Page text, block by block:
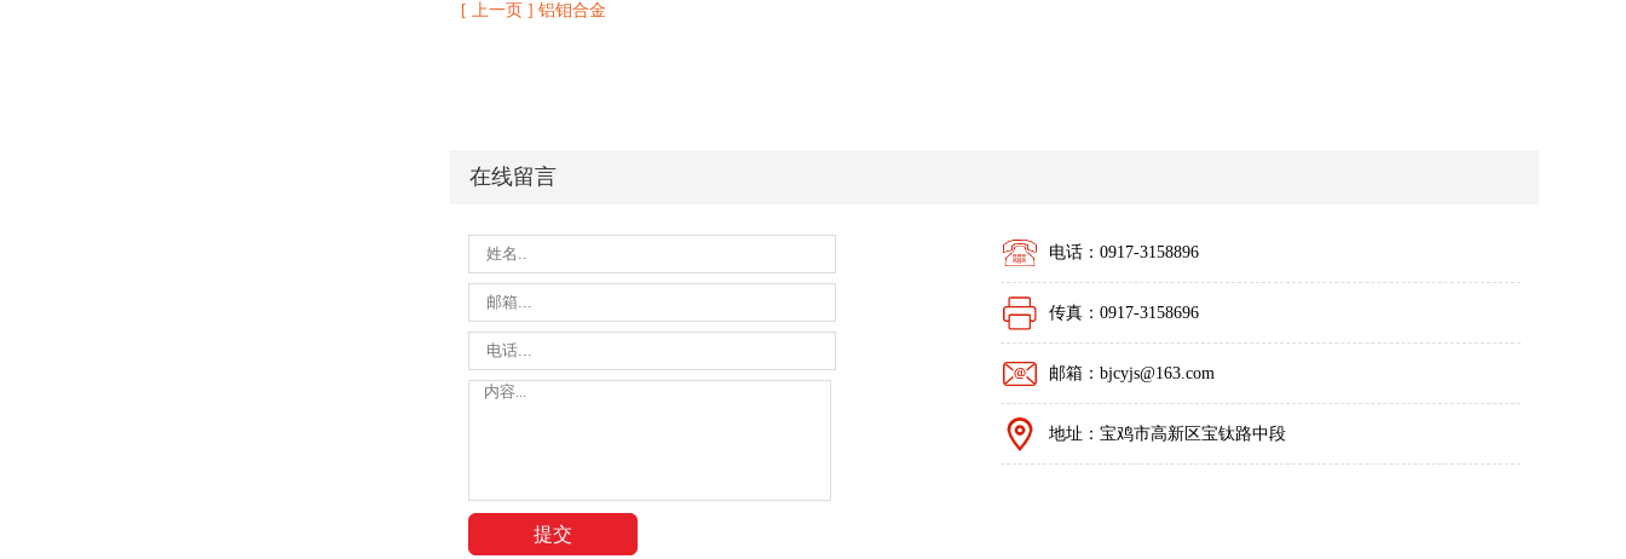
[ 上一页 ] 铝钼合金
在线留言
电话：0917-3158896
传真：0917-3158696
邮箱：bjcyjs@163.com
地址：宝鸡市高新区宝钛路中段